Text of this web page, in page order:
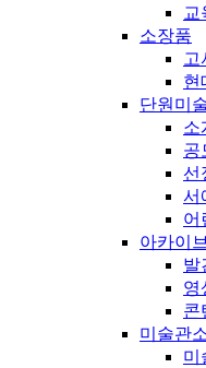
교
소장품
고
현
단원미
소
공
선
서
어
아카이브
발
영
콘
미술관
미